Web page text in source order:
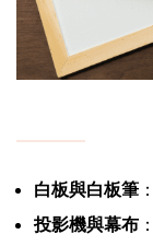
白板與白板筆
投影機與幕布